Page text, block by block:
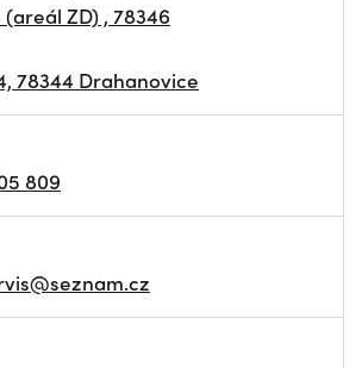
ZD) , 78346
78344 Drahanovice
809